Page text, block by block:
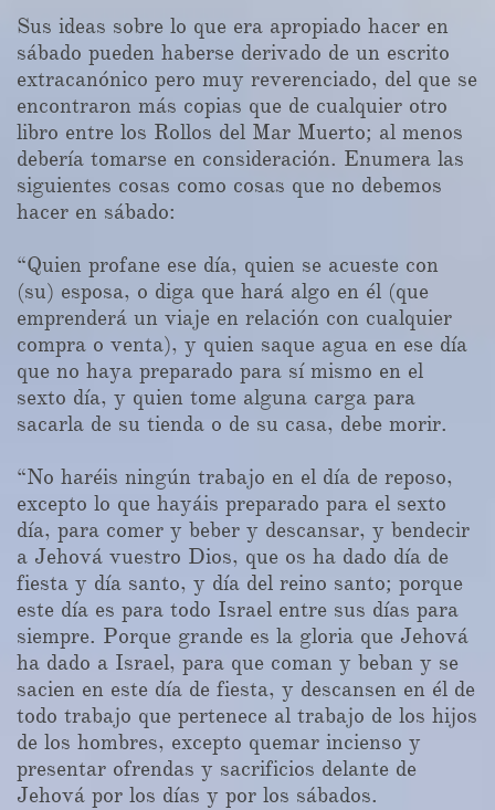
Sus ideas sobre lo que era apropiado hacer en
sábado pueden haberse derivado de un escrito
extracanónico pero muy reverenciado, del que se
encontraron más copias que de cualquier otro
libro entre los Rollos del Mar Muerto; al menos
debería tomarse en consideración. Enumera las
siguientes cosas como cosas que no debemos
hacer en sábado:
“Quien profane ese día, quien se acueste con
(su) esposa, o diga que hará algo en él (que
emprenderá un viaje en relación con cualquier
compra o venta), y quien saque agua en ese día
que no haya preparado para sí mismo en el
sexto día, y quien tome alguna carga para
sacarla de su tienda o de su casa, debe morir.
“No haréis ningún trabajo en el día de reposo,
excepto lo que hayáis preparado para el sexto
día, para comer y beber y descansar, y bendecir
a Jehová vuestro Dios, que os ha dado día de
fiesta y día santo, y día del reino santo; porque
este día es para todo Israel entre sus días para
siempre. Porque grande es la gloria que Jehová
ha dado a Israel, para que coman y beban y se
sacien en este día de fiesta, y descansen en él de
todo trabajo que pertenece al trabajo de los hijos
de los hombres, excepto quemar incienso y
presentar ofrendas y sacrificios delante de
Jehová por los días y por los sábados.